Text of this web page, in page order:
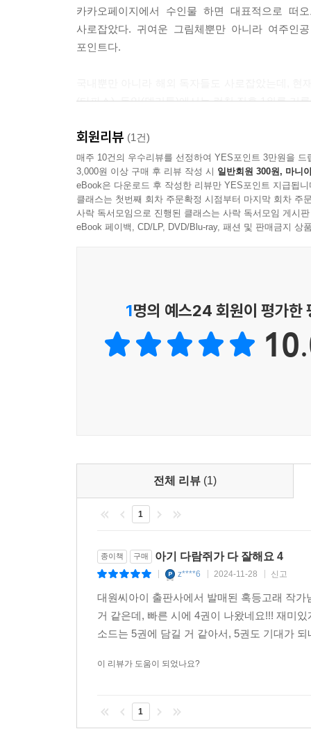
카카오페이지에서 수인물 하면 대표적으로 떠
사로잡았다. 귀여운 그림체뿐만 아니라 여주인
포인트다.
(타파스), 독일(델리툰)에서는 런칭 직후 1위를 기
『아기 다람쥐가 다 잘해요 4』에는 시즌2부터
일러스트 책갈피를 함께 만날 수 있다.
회원리뷰 (1건)
매주 10건의 우수리뷰를 선정하여 YES포인트 3만원을 드
3,000원 이상 구매 후 리뷰 작성 시 일반회원 300원, 마니
eBook은 다운로드 후 작성한 리뷰만 YES포인트 지급됩니
클래스는 첫번째 회차 주문확정 시점부터 마지막 회차 주
사락 독서모임으로 진행된 클래스는 사락 독서모임 게시
eBook 페이백, CD/LP, DVD/Blu-ray, 패션 및 판매금지 상
1명의 예스24 회원이 평가한
전체 리뷰 (1)
1
종이책 구매 아기 다람쥐가 다 잘해요 4
z****6 2024-11-28 신고
대원씨아이 출판사에서 발매된 혹등고래 작
거 같은데, 빠른 시에 4권이 나왔네요!!! 재미
소드는 5권에 담길 거 같아서, 5권도 기대가
이 리뷰가 도움이 되었나요?
1